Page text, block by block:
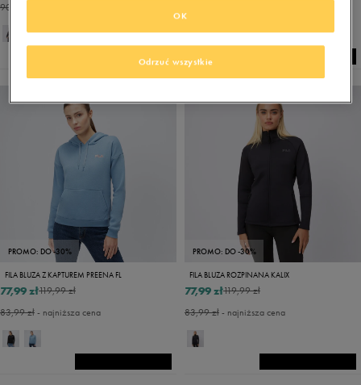
90,99 zł
PROMO: DO -30%
FILA BLUZA Z KAPTUREM PREENA FL
119,99 zł
77,99 zł
83,99 zł- najniższa cena
PROMO: DO -30%
FILA BLUZA ROZPINANA KALIX
119,99 zł
77,99 zł
83,99 zł- najniższa cena
Odrzuć wszystkie
OK